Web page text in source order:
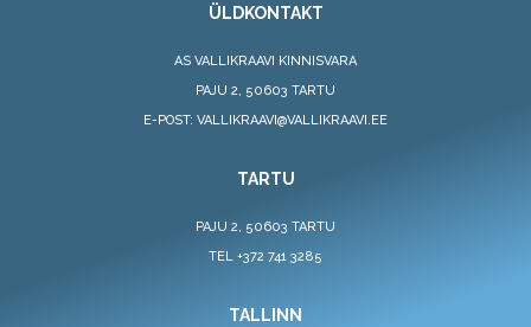
ÜLDKONTAKT
AS VALLIKRAAVI KINNISVARA
PAJU 2, 50603 TARTU
E-POST: VALLIKRAAVI@VALLIKRAAVI.EE
TARTU
PAJU 2, 50603 TARTU
TEL +372 741 3285
TALLINN